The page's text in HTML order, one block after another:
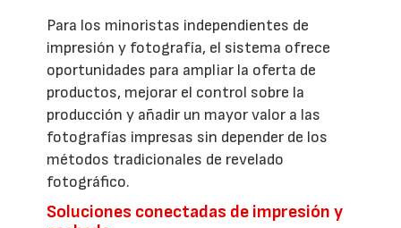
Para los minoristas independientes de
impresión y fotografía, el sistema ofrece
oportunidades para ampliar la oferta de
productos, mejorar el control sobre la
producción y añadir un mayor valor a las
fotografías impresas sin depender de los
métodos tradicionales de revelado
fotográfico.
Soluciones conectadas de impresión y